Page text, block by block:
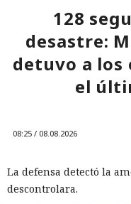
128
desastre:
detuvo a los
el
08:25 / 08.08.2026
La defensa detectó la
descontrolara.